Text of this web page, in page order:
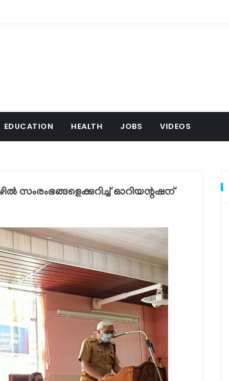
EDUCATION HEALTH JOBS VIDEOS
സംരംഭങ്ങളെക്കുറിച്ച് ഓറിയന്റഷന്